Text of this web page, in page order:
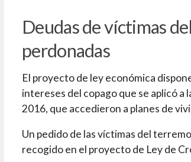
Deudas de víctimas
perdonadas
El proyecto de ley económica
intereses del copago que se aplicó
2016, que accedieron a planes de
Un pedido de las víctimas del
recogido en el proyecto de Ley de